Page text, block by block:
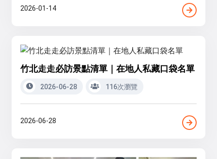
2026-01-14
竹北走走必訪景點清單｜在地人私藏口袋名單
2026-06-28 116次瀏覽
2026-06-28